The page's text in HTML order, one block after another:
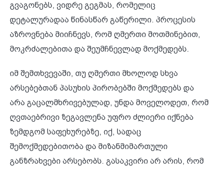
გვაგონებს, ვიდრე გეგმას, რომელიც
დეტალურადაა წინასწარ გაწერილი. პროცესის
აზროვნება მიიჩნევს, რომ ღმერთი მოთმინებით,
მოკრძალებითა და შეუმჩნევლად მოქმედებს.
იმ შემთხვევაში, თუ ღმერთი მხოლოდ სხვა
არსებებთან პასუხის პირობებში მოქმედებს და
არა გაცალმხრივებულად, უნდა მოველოდეთ, რომ
ღვთაებრივი ზეგავლენა უფრო ძლიერი იქნება
ზემდგომ საფეხურებზე, იქ, სადაც
შემოქმედებითობა და მიზანმიმართული
განზრახვები არსებობს. გასაკვირი არ არის, რომ